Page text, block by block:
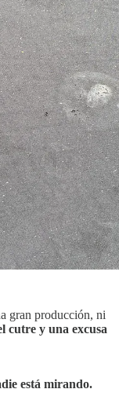
gran producción, ni
cutre y una excusa
está mirando.